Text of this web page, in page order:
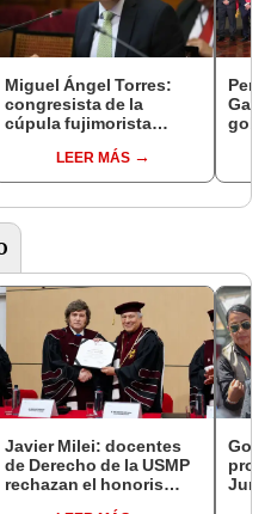
Miguel Ángel Torres:
congresista de la
cúpula fujimorista
del SenadoLEER MÁS
Javier Milei: docentes
de Derecho de la USMP
rechazan el honoris